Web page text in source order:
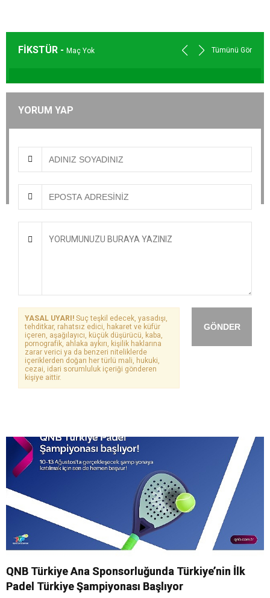
FİKSTÜR - Maç Yok Tümünü Gör
YORUM YAP
GÖNDER
YASAL UYARI! Suç teşkil edecek, yasadışı,
tehditkar, rahatsız edici, hakaret ve küfür
içeren, aşağılayıcı, küçük düşürücü, kaba,
pornografik, ahlaka aykırı, kişilik haklarına
zarar verici ya da benzeri niteliklerde
içeriklerden doğan her türlü mali, hukuki,
cezai, idari sorumluluk içeriği gönderen
kişiye aittir.
QNB Türkiye Ana Sponsorluğunda Türkiye’nin İlk
Padel Türkiye Şampiyonası Başlıyor